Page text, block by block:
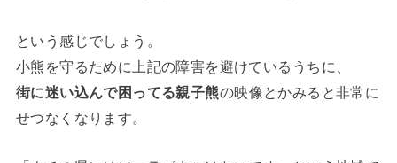
という感じでしょう。
小熊を守るために上記の障害を避けているうちに、
街に迷い込んで困ってる親子熊の映像とかみると非常に
せつなくなります。